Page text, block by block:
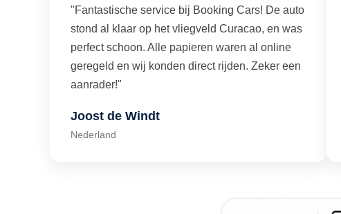
"Fantastische service bij Booking Cars! De auto
stond al klaar op het vliegveld Curacao, en was
perfect schoon. Alle papieren waren al online
geregeld en wij konden direct rijden. Zeker een
aanrader!"
Joost de Windt
Nederland